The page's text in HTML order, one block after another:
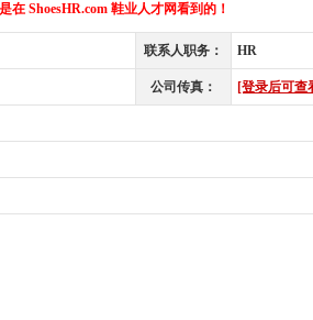
ShoesHR.com 鞋业人才网看到的！
联系人职务： HR
公司传真： [登录后可查